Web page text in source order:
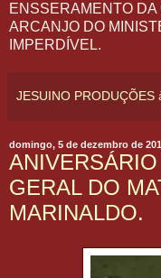
ENSSERAMENTO
ARCANJO DO
IMPERDÍVEL.
JESUINO PRODUÇÕES
domingo, 5 de dezembro de
GERAL DO
MARINALDO.